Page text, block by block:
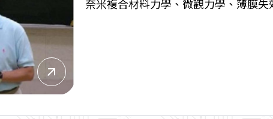
arrow_outward
奈米複合材料力學、微觀力學、薄膜失